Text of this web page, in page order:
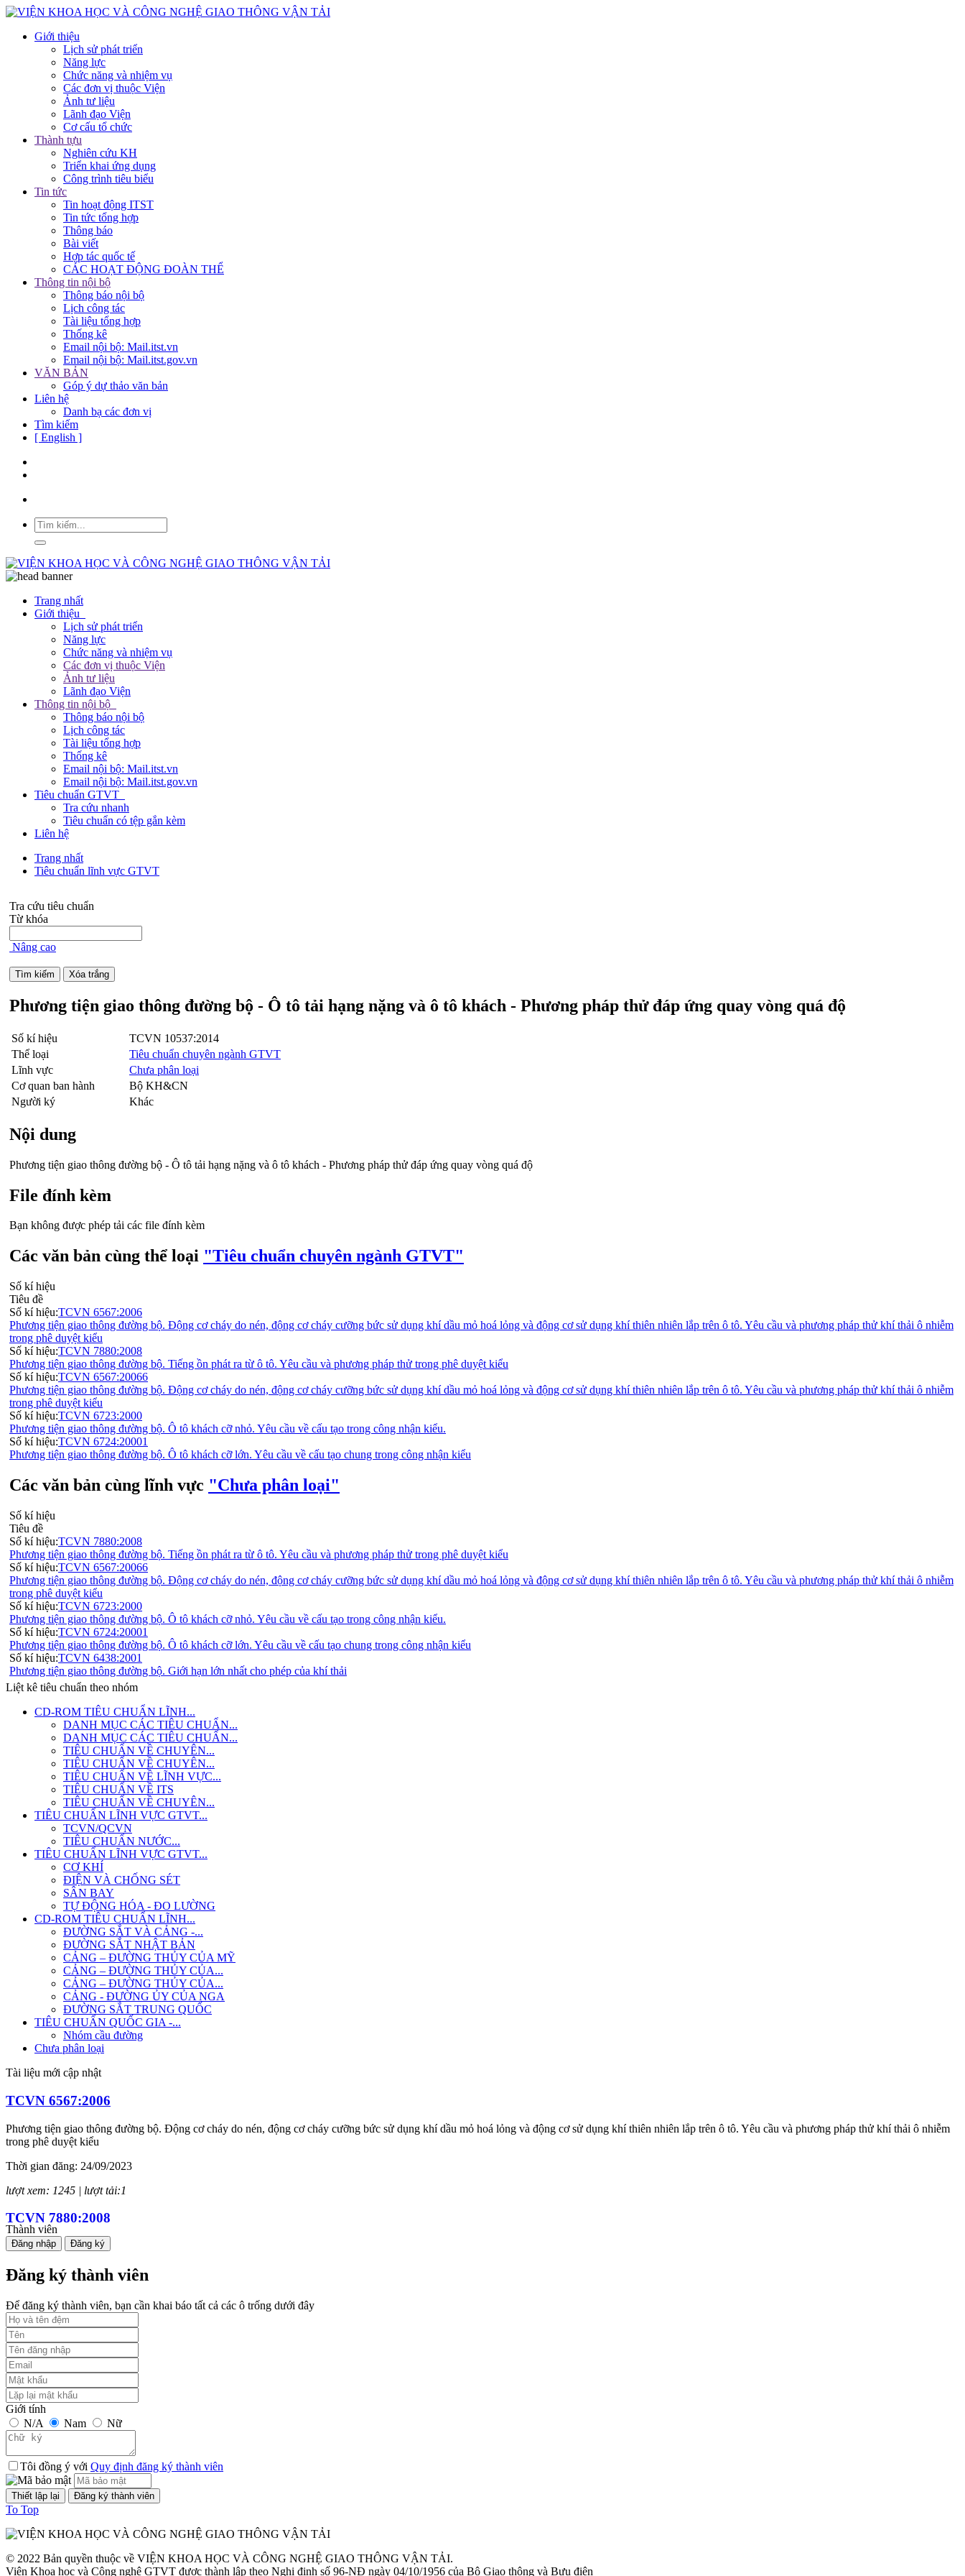
Giới thiệu
Lịch sử phát triển
Năng lực
Chức năng và nhiệm vụ
Các đơn vị thuộc Viện
Ảnh tư liệu
Lãnh đạo Viện
Cơ cấu tổ chức
Thành tựu
Nghiên cứu KH
Triển khai ứng dụng
Công trình tiêu biểu
Tin tức
Tin hoạt động ITST
Tin tức tổng hợp
Thông báo
Bài viết
Hợp tác quốc tế
CÁC HOẠT ĐỘNG ĐOÀN THỂ
Thông tin nội bộ
Thông báo nội bộ
Lịch công tác
Tài liệu tổng hợp
Thống kê
Email nội bộ: Mail.itst.vn
Email nội bộ: Mail.itst.gov.vn
VĂN BẢN
Góp ý dự thảo văn bản
Liên hệ
Danh bạ các đơn vị
Tìm kiếm
[ English ]
Trang nhất
Giới thiệu
Lịch sử phát triển
Năng lực
Chức năng và nhiệm vụ
Các đơn vị thuộc Viện
Ảnh tư liệu
Lãnh đạo Viện
Thông tin nội bộ
Thông báo nội bộ
Lịch công tác
Tài liệu tổng hợp
Thống kê
Email nội bộ: Mail.itst.vn
Email nội bộ: Mail.itst.gov.vn
Tiêu chuẩn GTVT
Tra cứu nhanh
Tiêu chuẩn có tệp gắn kèm
Liên hệ
Trang nhất
Tiêu chuẩn lĩnh vực GTVT
Tra cứu tiêu chuẩn
Từ khóa
Nâng cao
Phương tiện giao thông đường bộ - Ô tô tải hạng nặng và ô tô khách - Phương pháp thử đáp ứng quay vòng quá độ
Số kí hiệu
TCVN 10537:2014
Thể loại
Tiêu chuẩn chuyên ngành GTVT
Lĩnh vực
Chưa phân loại
Cơ quan ban hành
Bộ KH&CN
Người ký
Khác
Nội dung
Phương tiện giao thông đường bộ - Ô tô tải hạng nặng và ô tô khách - Phương pháp thử đáp ứng quay vòng quá độ
File đính kèm
Bạn không được phép tải các file đính kèm
Các văn bản cùng thể loại "Tiêu chuẩn chuyên ngành GTVT"
Số kí hiệu
Tiêu đề
Số kí hiệu:TCVN 6567:2006
Phương tiện giao thông đường bộ. Động cơ cháy do nén, động cơ cháy cưỡng bức sử dụng khí dầu mỏ hoá lỏng và động cơ sử dụng khí thiên nhiên lắp trên ô tô. Yêu cầu và phương pháp thử khí thải ô nhiễm
trong phê duyệt kiểu
Số kí hiệu:TCVN 7880:2008
Phương tiện giao thông đường bộ. Tiếng ồn phát ra từ ô tô. Yêu cầu và phương pháp thử trong phê duyệt kiểu
Số kí hiệu:TCVN 6567:20066
Phương tiện giao thông đường bộ. Động cơ cháy do nén, động cơ cháy cưỡng bức sử dụng khí dầu mỏ hoá lỏng và động cơ sử dụng khí thiên nhiên lắp trên ô tô. Yêu cầu và phương pháp thử khí thải ô nhiễm
trong phê duyệt kiểu
Số kí hiệu:TCVN 6723:2000
Phương tiện giao thông đường bộ. Ô tô khách cỡ nhỏ. Yêu cầu về cấu tạo trong công nhận kiểu.
Số kí hiệu:TCVN 6724:20001
Phương tiện giao thông đường bộ. Ô tô khách cỡ lớn. Yêu cầu về cấu tạo chung trong công nhận kiểu
Các văn bản cùng lĩnh vực "Chưa phân loại"
Số kí hiệu
Tiêu đề
Số kí hiệu:TCVN 7880:2008
Phương tiện giao thông đường bộ. Tiếng ồn phát ra từ ô tô. Yêu cầu và phương pháp thử trong phê duyệt kiểu
Số kí hiệu:TCVN 6567:20066
Phương tiện giao thông đường bộ. Động cơ cháy do nén, động cơ cháy cưỡng bức sử dụng khí dầu mỏ hoá lỏng và động cơ sử dụng khí thiên nhiên lắp trên ô tô. Yêu cầu và phương pháp thử khí thải ô nhiễm
trong phê duyệt kiểu
Số kí hiệu:TCVN 6723:2000
Phương tiện giao thông đường bộ. Ô tô khách cỡ nhỏ. Yêu cầu về cấu tạo trong công nhận kiểu.
Số kí hiệu:TCVN 6724:20001
Phương tiện giao thông đường bộ. Ô tô khách cỡ lớn. Yêu cầu về cấu tạo chung trong công nhận kiểu
Số kí hiệu:TCVN 6438:2001
Phương tiện giao thông đường bộ. Giới hạn lớn nhất cho phép của khí thải
Liệt kê tiêu chuẩn theo nhóm
CD-ROM TIÊU CHUẨN LĨNH...
DANH MỤC CÁC TIÊU CHUẨN...
DANH MỤC CÁC TIÊU CHUẨN...
TIÊU CHUẨN VỀ CHUYÊN...
TIÊU CHUẨN VỀ CHUYÊN...
TIÊU CHUẨN VỀ LĨNH VỰC...
TIÊU CHUẨN VỀ ITS
TIÊU CHUẨN VỀ CHUYÊN...
TIÊU CHUẨN LĨNH VỰC GTVT...
TCVN/QCVN
TIÊU CHUẨN NƯỚC...
TIÊU CHUẨN LĨNH VỰC GTVT...
CƠ KHÍ
ĐIỆN VÀ CHỐNG SÉT
SÂN BAY
TỰ ĐỘNG HÓA - ĐO LƯỜNG
CD-ROM TIÊU CHUẨN LĨNH...
ĐƯỜNG SẮT VÀ CẢNG -...
ĐƯỜNG SẮT NHẬT BẢN
CẢNG – ĐƯỜNG THỦY CỦA MỸ
CẢNG – ĐƯỜNG THỦY CỦA...
CẢNG – ĐƯỜNG THỦY CỦA...
CẢNG - ĐƯỜNG ỦY CỦA NGA
ĐƯỜNG SẮT TRUNG QUỐC
TIÊU CHUẨN QUỐC GIA -...
Nhóm cầu đường
Chưa phân loại
Tài liệu mới cập nhật
TCVN 6567:2006
Phương tiện giao thông đường bộ. Động cơ cháy do nén, động cơ cháy cưỡng bức sử dụng khí dầu mỏ hoá lỏng và động cơ sử dụng khí thiên nhiên lắp trên ô tô. Yêu cầu và phương pháp thử khí thải ô nhiễm
trong phê duyệt kiểu
Thời gian đăng: 24/09/2023
lượt xem: 1245 | lượt tải:1
TCVN 7880:2008
Phương tiện giao thông đường bộ. Tiếng ồn phát ra từ ô tô. Yêu cầu và phương pháp thử trong phê duyệt kiểu
Thời gian đăng: 24/09/2023
TCVN 6723:2000
Phương tiện giao thông đường bộ. Ô tô khách cỡ nhỏ. Yêu cầu về cấu tạo trong công nhận kiểu.
Thời gian đăng: 06/08/2026
lượt xem: 1298 | lượt tải:2
TCVN 6724:20001
Phương tiện giao thông đường bộ. Ô tô khách cỡ lớn. Yêu cầu về cấu tạo chung trong công nhận kiểu
Thời gian đăng: 06/08/2026
lượt xem: 1143 | lượt tải:0
TCVN 6565:2006
Phương tiện giao thông đường bộ. Khí thải nhìn thấy được (khói) từ động cơ cháy do nén. Yêu cầu và phương pháp thử trong phê duyệt kiểu
Thành viên
Đăng nhập Đăng ký
Đăng ký thành viên
Để đăng ký thành viên, bạn cần khai báo tất cả các ô trống dưới đây
Giới tính
N/A
Nam Nữ
Tôi đồng ý với Quy định đăng ký thành viên
To Top
© 2022 Bản quyền thuộc về VIỆN KHOA HỌC VÀ CÔNG NGHỆ GIAO THÔNG VẬN TẢI.
Viện Khoa học và Công nghệ GTVT được thành lập theo Nghị định số 96-NĐ ngày 04/10/1956 của Bộ Giao thông và Bưu điện